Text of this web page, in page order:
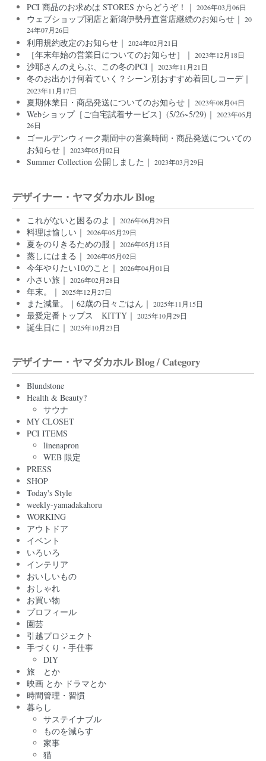
PCI 商品のお求めは STORES からどうぞ！｜ 2026年03月06日
ウェブショップ閉店と新潟伊勢丹直営店継続のお知らせ｜ 20
24年07月26日
利用規約改定のお知らせ｜ 2024年02月21日
［年末年始の営業日についてのお知らせ］｜ 2023年12月18日
沙耶さんのえらぶ、この冬のPCI｜ 2023年11月21日
冬のお出かけ何着ていく？シーン別おすすめ着回しコーデ｜
2023年11月17日
夏期休業日・商品発送についてのお知らせ｜ 2023年08月04日
Webショップ［ご自宅試着サービス］(5/26~5/29)｜ 2023年05月
26日
ゴールデンウィーク期間中の営業時間・商品発送についての
お知らせ｜ 2023年05月02日
Summer Collection 公開しました｜ 2023年03月29日
デザイナー・ヤマダカホル Blog
これがないと困るのよ｜ 2026年06月29日
料理は愉しい｜ 2026年05月29日
夏をのりきるための服｜ 2026年05月15日
蒸しにはまる｜ 2026年05月02日
今年やりたい10のこと｜ 2026年04月01日
小さい旅｜ 2026年02月28日
年末。｜ 2025年12月27日
また減量。｜62歳の日々ごはん｜ 2025年11月15日
最愛定番トップス KITTY｜ 2025年10月29日
誕生日に｜ 2025年10月23日
デザイナー・ヤマダカホル Blog / Category
Blundstone
Health & Beauty?
サウナ
MY CLOSET
PCI ITEMS
linenapron
WEB 限定
PRESS
SHOP
Today's Style
weekly-yamadakahoru
WORKING
アウトドア
イベント
いろいろ
インテリア
おいしいもの
おしゃれ
お買い物
プロフィール
園芸
引越プロジェクト
手づくり・手仕事
DIY
旅 とか
映画 とか ドラマとか
時間管理・習慣
暮らし
サステイナブル
ものを減らす
家事
猫